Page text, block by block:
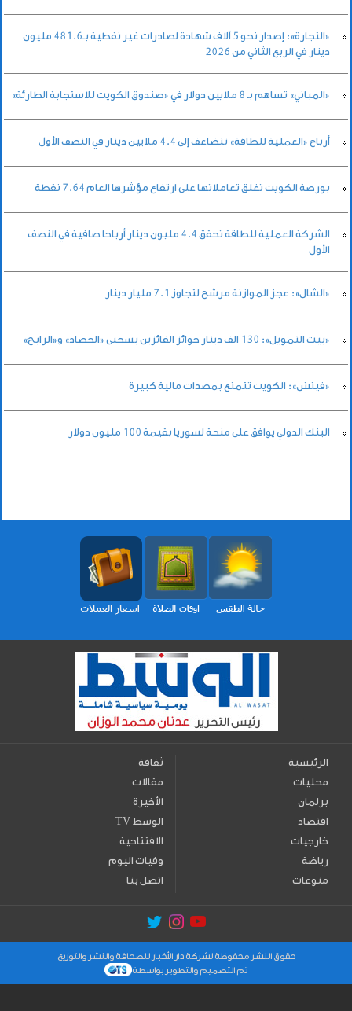
«التجارة»: إصدار نحو 5 آلاف شهادة لصادرات غير نفطية بـ481.6 مليون
دينار في الربع الثاني من 2026
«المباني» تساهم بـ 8 ملايين دولار في «صندوق الكويت للاستجابة الطارئة»
أرباح «العملية للطاقة» تتضاعف إلى 4.4 ملايين دينار في النصف الأول
بورصة الكويت تغلق تعاملاتها على ارتفاع مؤشرها العام 7.64 نقطة
الشركة العملية للطاقة تحقق 4.4 مليون دينار أرباحا صافية في النصف
الأول
«الشال»: عجز الموازنة مرشح لتجاوز 7.1 مليار دينار
«بيت التمويل»: 130 الف دينار جوائز الفائزين بسحبى «الحصاد» و«الرابح»
«فيتش»: الكويت تتمتع بمصدات مالية كبيرة
البنك الدولي يوافق على منحة لسوريا بقيمة 100 مليون دولار
الرئيسية
محليات
برلمان
اقتصاد
خارجيات
رياضة
منوعات
ثقافة
مقالات
الأخيرة
TV الوسط
الافتتاحية
وفيات اليوم
اتصل بنا
حقوق النشر محفوظة لشركة دار الأخبار للصحافة والنشر والتوزيع
تم التصميم والتطوير بواسطة